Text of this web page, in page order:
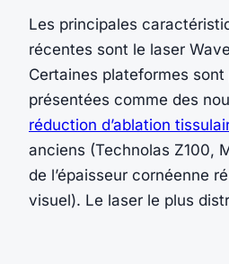
Les principales
récentes sont le laser
Certaines plateformes
présentées comme des
réduction d’ablation
anciens (Technolas Z100,
de l’épaisseur cornéenne
visuel). Le laser le plus